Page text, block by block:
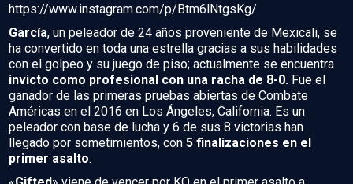
https://www.instagram.com/p/Btm6lNtgsKg/
García, un peleador de 24 años proveniente de Mexicali, se
ha convertido en toda una estrella gracias a sus habilidades
con el golpeo y su juego de piso; actualmente se encuentra
invicto como profesional con una racha de 8-0. Fue el
ganador de las primeras pruebas abiertas de Combate
Américas en el 2016 en Los Ángeles, California. Es un
peleador con base de lucha y 6 de sus 8 victorias han
llegado por sometimientos, con 5 finalizaciones en el
primer asalto.